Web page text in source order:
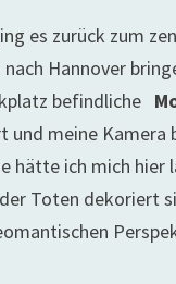
es zurück zum
nach Hannover
befindliche
und meine
hätte ich mich
Toten dekoriert